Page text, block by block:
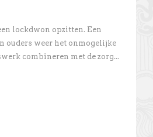
lockdwon opzitten. Een
ouders weer het onmogelijke
combineren met de zorg...